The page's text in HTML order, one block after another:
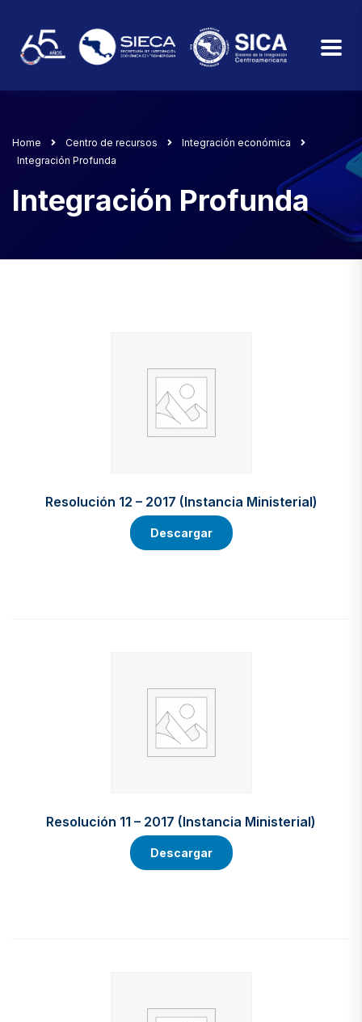
Home Centro de recursos
Integración económica
Integración Profunda
Integración Profunda
Resolución 12 – 2017 (Instancia Ministerial)
Descargar
Resolución 11 – 2017 (Instancia Ministerial)
Descargar